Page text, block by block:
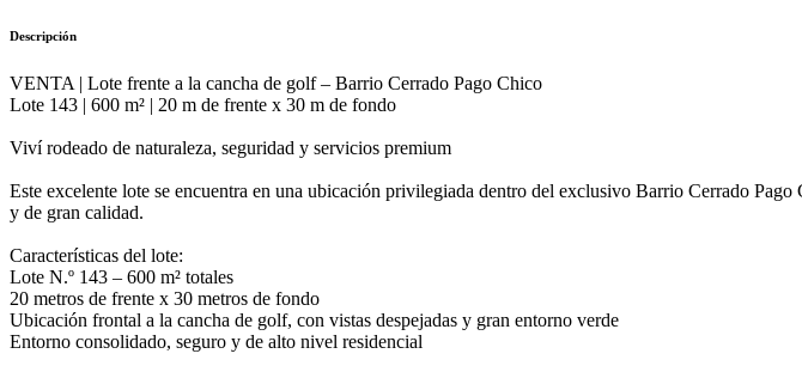
Descripción
VENTA | Lote frente a la cancha de golf – Barrio Cerrado Pago Chico
Lote 143 | 600 m² | 20 m de frente x 30 m de fondo
Viví rodeado de naturaleza, seguridad y servicios premium
Este excelente lote se encuentra en una ubicación privilegiada dentro del exclusivo Barrio Cerrado
y de gran calidad.
Características del lote:
Lote N.º 143 – 600 m² totales
20 metros de frente x 30 metros de fondo
Ubicación frontal a la cancha de golf, con vistas despejadas y gran entorno verde
Entorno consolidado, seguro y de alto nivel residencial